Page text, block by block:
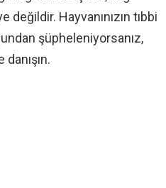
değildir. Hayvanınızın tıbbi
şüpheleniyorsanız,